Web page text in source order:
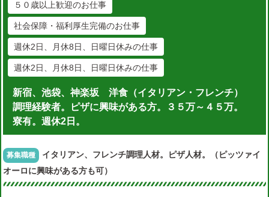
５０歳以上歓迎のお仕事
社会保障・福利厚生完備のお仕事
週休2日、月休8日、日曜日休みの仕事
週休2日、月休8日、日曜日休みの仕事
新宿、池袋、神楽坂 洋食（イタリアン・フレンチ）
調理経験者。ピザに興味がある方。３５万～４５万。
寮有。週休2日。
募集職種
イタリアン、フレンチ調理人材。ピザ人材。（ピッツァイ
オーロに興味がある方も可）